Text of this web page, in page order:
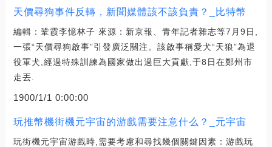
天價尋狗事件反轉，新聞媒體該不該負責？_比特幣
編輯：鞏霞李憶林子 來源：新京報、青年記者雜志等7月9日,
一張“天價尋狗啟事”引發廣泛關注。該啟事稱愛犬“天狼”為退
役軍犬,經過特殊訓練為國家做出過巨大貢獻,于8日在鄭州市
走丟.
1900/1/1 0:00:00
玩推幣機街機元宇宙的游戲需要注意什么？_元宇宙
玩街機元宇宙游戲時,需要考慮和尋找幾個關鍵因素：游戲玩